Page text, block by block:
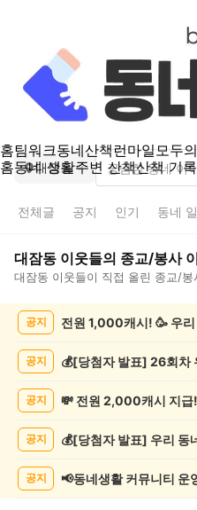
홈팀워크동네산책런마일모두
홈동네 생활주변 산책산책 기록
대잠동
전체글 공지 인기 동네
대잠동 이웃들의 종교/봉사
대잠동 이웃들이 직접 올린 종교/봉
록
공지 전원 1,000캐시! 🥳 우
공지
공지
공지
공지 📢동네생활 커뮤니티